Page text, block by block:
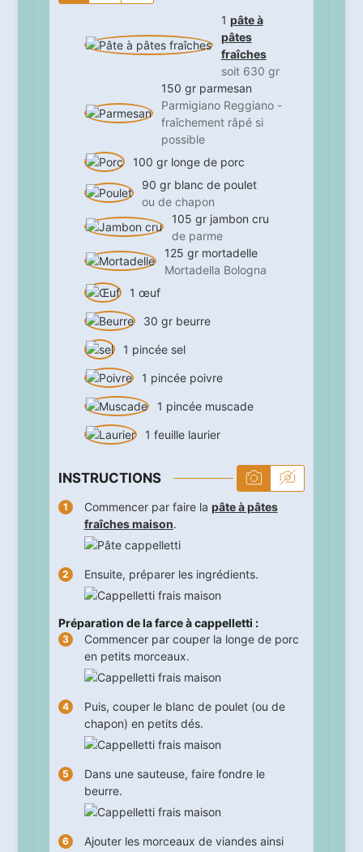
1 pâte à
pâtes
fraîches
soit 630 gr
150 gr parmesan
Parmigiano Reggiano -
fraîchement râpé si
possible
100 gr longe de porc
90 gr blanc de poulet
ou de chapon
105 gr jambon cru
de parme
125 gr mortadelle
Mortadella Bologna
1 œuf
30 gr beurre
1 pincée sel
1 pincée poivre
1 pincée muscade
1 feuille laurier
INSTRUCTIONS
Commencer par faire la pâte à pâtes
fraîches maison.
Ensuite, préparer les ingrédients.
Préparation de la farce à cappelletti :
Commencer par couper la longe de porc
en petits morceaux.
Puis, couper le blanc de poulet (ou de
chapon) en petits dés.
Dans une sauteuse, faire fondre le
beurre.
Ajouter les morceaux de viandes ainsi